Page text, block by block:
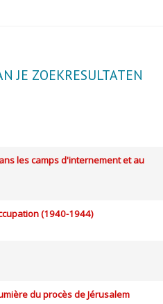
JE ZOEKRESULTATEN
les camps d'internement et au
(1940-1944)
du procès de Jérusalem